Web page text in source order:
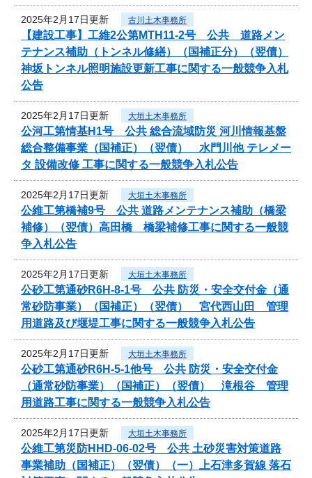
2025年2月17日更新 古川土木事務所
【建設工事】工維2公第MTH11-2号 公共 道路メン
テナンス補助（トンネル修繕）（国補正分）（翌債）
神坂トンネル照明施設更新工事に関する一般競争入札
公告
2025年2月17日更新 大垣土木事務所
公河工第情基H1号 公共 総合流域防災 河川情報基盤
総合整備事業（国補正）（翌債） 水門川他 テレメー
タ 設備改修 工事に関する一般競争入札公告
2025年2月17日更新 大垣土木事務所
公維工第橋補9号 公共 道路メンテナンス補助（橋梁
補修）（翌債）高田橋 橋梁補修工事に関する一般競
争入札公告
2025年2月17日更新 大垣土木事務所
公砂工第通砂R6H-8-1号 公共 防災・安全交付金（通
常砂防事業）（国補正）（翌債） 宮代西山田 管理
用道路及び堰堤工事に関する一般競争入札公告
2025年2月17日更新 大垣土木事務所
公砂工第通砂R6H-5-1他号 公共 防災・安全交付金
（通常砂防事業）（国補正）（翌債） 滝根谷 管理
用道路工事に関する一般競争入札公告
2025年2月17日更新 大垣土木事務所
公維工第災防HHD-06-02号 公共 土砂災害対策道路
事業補助（国補正）（翌債）（一）上石津多賀線 落石